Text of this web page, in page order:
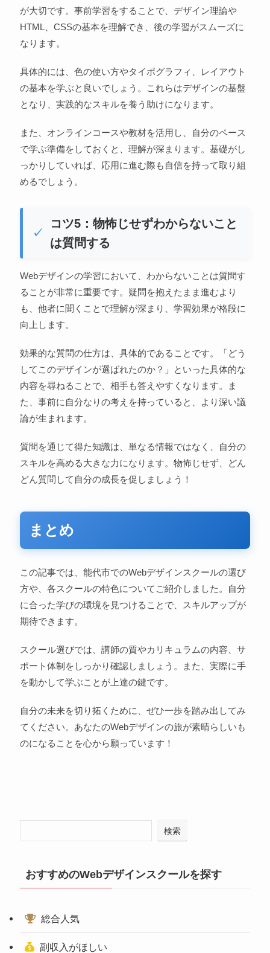
が大切です。事前学習をすることで、デザイン理論や
HTML、CSSの基本を理解でき、後の学習がスムーズに
なります。
具体的には、色の使い方やタイポグラフィ、レイアウト
の基本を学ぶと良いでしょう。これらはデザインの基盤
となり、実践的なスキルを養う助けになります。
また、オンラインコースや教材を活用し、自分のペース
で学ぶ準備をしておくと、理解が深まります。基礎がし
っかりしていれば、応用に進む際も自信を持って取り組
めるでしょう。
コツ5：物怖じせずわからないこと
は質問する
Webデザインの学習において、わからないことは質問す
ることが非常に重要です。疑問を抱えたまま進むより
も、他者に聞くことで理解が深まり、学習効果が格段に
向上します。
効果的な質問の仕方は、具体的であることです。「どう
してこのデザインが選ばれたのか？」といった具体的な
内容を尋ねることで、相手も答えやすくなります。ま
た、事前に自分なりの考えを持っていると、より深い議
論が生まれます。
質問を通じて得た知識は、単なる情報ではなく、自分の
スキルを高める大きな力になります。物怖じせず、どん
どん質問して自分の成長を促しましょう！
まとめ
この記事では、能代市でのWebデザインスクールの選び
方や、各スクールの特色についてご紹介しました。自分
に合った学びの環境を見つけることで、スキルアップが
期待できます。
スクール選びでは、講師の質やカリキュラムの内容、サ
ポート体制をしっかり確認しましょう。また、実際に手
を動かして学ぶことが上達の鍵です。
自分の未来を切り拓くために、ぜひ一歩を踏み出してみ
てください。あなたのWebデザインの旅が素晴らしいも
のになることを心から願っています！
検索
おすすめのWebデザインスクールを探す
総合人気
副収入がほしい